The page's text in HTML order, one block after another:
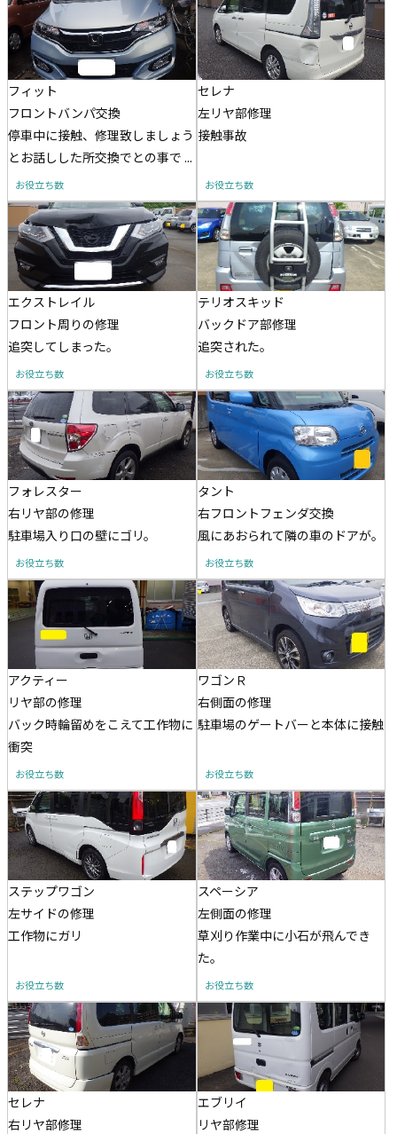
フィット
フロントバンパ交換
停車中に接触、修理致しましょう
とお話しした所交換でとの事で ...
お役立ち数
セレナ
左リヤ部修理
接触事故
お役立ち数
エクストレイル
フロント周りの修理
追突してしまった。
お役立ち数
テリオスキッド
バックドア部修理
追突された。
お役立ち数
フォレスター
右リヤ部の修理
駐車場入り口の壁にゴリ。
お役立ち数
タント
右フロントフェンダ交換
風にあおられて隣の車のドアが。
お役立ち数
アクティー
リヤ部の修理
バック時輪留めをこえて工作物に
衝突
お役立ち数
ワゴンＲ
右側面の修理
駐車場のゲートバーと本体に接触
お役立ち数
ステップワゴン
左サイドの修理
工作物にガリ
お役立ち数
スペーシア
左側面の修理
草刈り作業中に小石が飛んでき
た。
お役立ち数
セレナ
右リヤ部修理
エブリイ
リヤ部修理